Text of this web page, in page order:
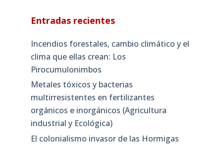
Entradas recientes
Incendios forestales, cambio climático y el
clima que ellas crean: Los
Pirocumulonimbos
Metales tóxicos y bacterias
multirresistentes en fertilizantes
orgánicos e inorgánicos (Agricultura
industrial y Ecológica)
El colonialismo invasor de las Hormigas